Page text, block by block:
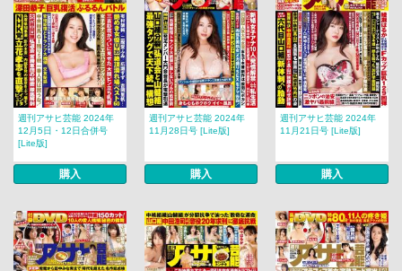
週刊アサヒ芸能 2024年
12月5日・12日合併号
[Lite版]
購入
週刊アサヒ芸能 2024年
11月28日号 [Lite版]
購入
週刊アサヒ芸能 2024年
11月21日号 [Lite版]
購入